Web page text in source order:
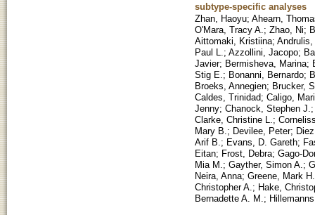
subtype-specific analyses
Zhan, Haoyu; Ahearn,
O'Mara, Tracy A. ; Zhao, Ni;
Aittomaki, Kristiina;
Paul L. ; Azzollini, Jacopo;
Javier; Bermisheva, Marina;
Stig E. ; Bonanni, Bernardo;
Broeks, Annegien; Brucker,
Caldes, Trinidad; Caligo,
Jenny; Chanock, Stephen J.
Clarke, Christine L. ;
Mary B. ; Devilee, Peter;
Arif B. ; Evans, D. Gareth;
Eitan; Frost, Debra; Gago-
Mia M. ; Gayther, Simon A. ;
Neira, Anna; Greene, Mark H.
Christopher A. ; Hake,
Bernadette A. M. ;